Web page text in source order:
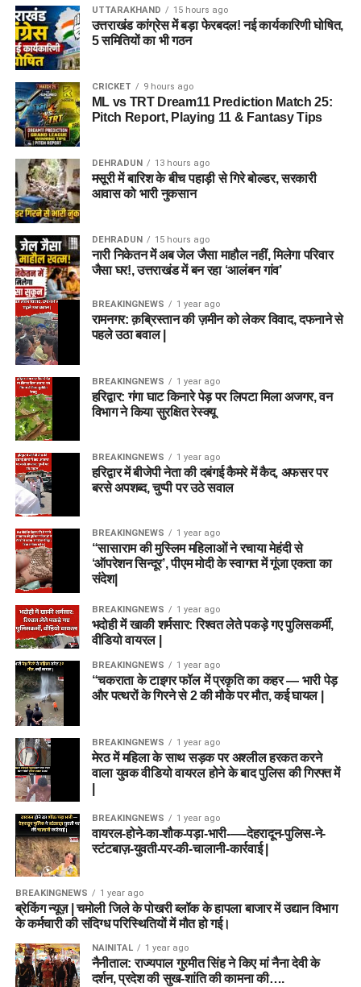
UTTARAKHAND 15 hours ago
उत्तराखंड कांग्रेस में बड़ा फेरबदल! नई कार्यकारिणी घोषित,
5 समितियों का भी गठन
CRICKET 9 hours ago
ML vs TRT Dream11 Prediction Match 25:
Pitch Report, Playing 11 & Fantasy Tips
DEHRADUN 13 hours ago
मसूरी में बारिश के बीच पहाड़ी से गिरे बोल्डर, सरकारी
आवास को भारी नुकसान
DEHRADUN 15 hours ago
नारी निकेतन में अब जेल जैसा माहौल नहीं, मिलेगा परिवार
जैसा घर!, उत्तराखंड में बन रहा ‘आलंबन गांव’
BREAKINGNEWS 1 year ago
रामनगर: क़ब्रिस्तान की ज़मीन को लेकर विवाद, दफनाने से
पहले उठा बवाल |
BREAKINGNEWS 1 year ago
हरिद्वार: गंगा घाट किनारे पेड़ पर लिपटा मिला अजगर, वन
विभाग ने किया सुरक्षित रेस्क्यू
BREAKINGNEWS 1 year ago
हरिद्वार में बीजेपी नेता की दबंगई कैमरे में कैद, अफसर पर
बरसे अपशब्द, चुप्पी पर उठे सवाल
BREAKINGNEWS 1 year ago
“सासाराम की मुस्लिम महिलाओं ने रचाया मेहंदी से
‘ऑपरेशन सिन्दूर’, पीएम मोदी के स्वागत में गूंजा एकता का
संदेश|
BREAKINGNEWS 1 year ago
भदोही में खाकी शर्मसार: रिश्वत लेते पकड़े गए पुलिसकर्मी,
वीडियो वायरल |
BREAKINGNEWS 1 year ago
“चकराता के टाइगर फॉल में प्रकृति का कहर — भारी पेड़
और पत्थरों के गिरने से 2 की मौके पर मौत, कई घायल |
BREAKINGNEWS 1 year ago
मेरठ में महिला के साथ सड़क पर अश्लील हरकत करने
वाला युवक वीडियो वायरल होने के बाद पुलिस की गिरफ्त में
BREAKINGNEWS 1 year ago
वायरल-होने-का-शौक-पड़ा-भारी-—-देहरादून-पुलिस-ने-
स्टंटबाज़-युवती-पर-की-चालानी-कार्रवाई |
BREAKINGNEWS 1 year ago
ब्रेकिंग न्यूज़ | चमोली जिले के पोखरी ब्लॉक के हापला बाजार में उद्यान विभाग
के कर्मचारी की संदिग्ध परिस्थितियों में मौत हो गई।
NAINITAL 1 year ago
नैनीताल: राज्यपाल गुरमीत सिंह ने किए मां नैना देवी के
दर्शन, प्रदेश की सुख-शांति की कामना की….